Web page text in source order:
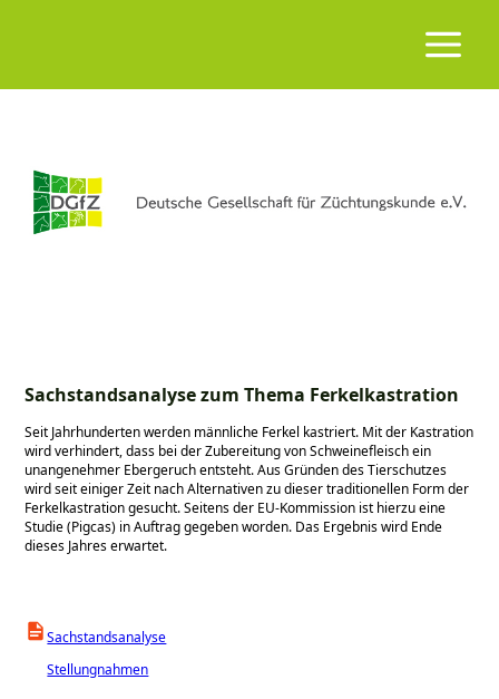
Sachstandsanalyse zum Thema Ferkelkastration
Seit Jahrhunderten werden männliche Ferkel kastriert. Mit der Kastration
wird verhindert, dass bei der Zubereitung von Schweinefleisch ein
unangenehmer Ebergeruch entsteht. Aus Gründen des Tierschutzes
wird seit einiger Zeit nach Alternativen zu dieser traditionellen Form der
Ferkelkastration gesucht. Seitens der EU-Kommission ist hierzu eine
Studie (Pigcas) in Auftrag gegeben worden. Das Ergebnis wird Ende
dieses Jahres erwartet.
Sachstandsanalyse
Stellungnahmen